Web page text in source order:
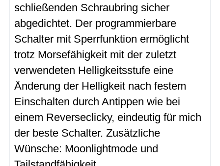
schließenden Schraubring sicher
abgedichtet. Der programmierbare
Schalter mit Sperrfunktion ermöglicht
trotz Morsefähigkeit mit der zuletzt
verwendeten Helligkeitsstufe eine
Änderung der Helligkeit nach festem
Einschalten durch Antippen wie bei
einem Reverseclicky, eindeutig für mich
der beste Schalter. Zusätzliche
Wünsche: Moonlightmode und